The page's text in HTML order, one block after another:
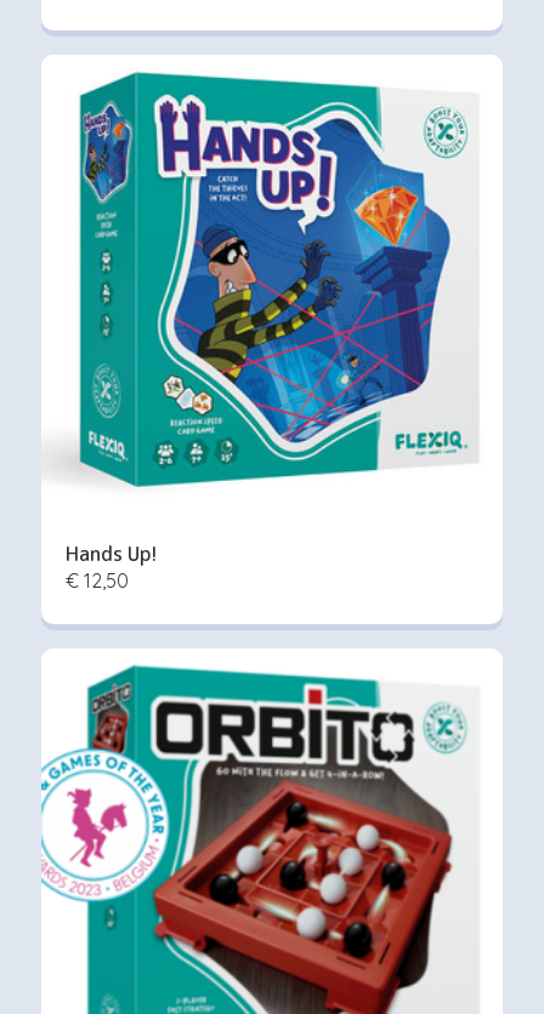
Hands Up!
€ 12,50